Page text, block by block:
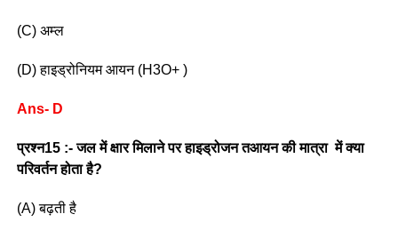
(C) अम्ल
(D) हाइड्रोनियम आयन (H3O+ )
Ans- D
प्रश्न15 :- जल में क्षार मिलाने पर हाइड्रोजन तआयन की मात्रा में क्या
परिवर्तन होता है?
(A) बढ़ती है